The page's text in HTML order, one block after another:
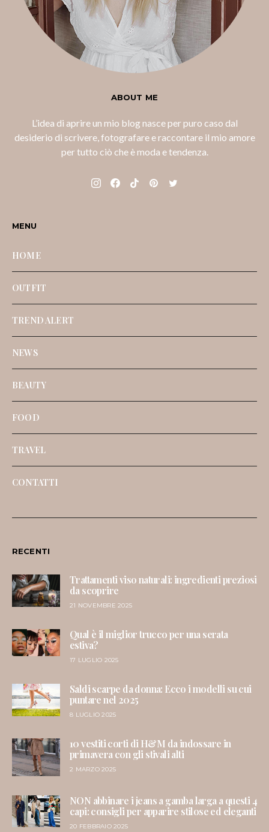
ABOUT ME
L’idea di aprire un mio blog nasce per puro caso dal
desiderio di scrivere, fotografare e raccontare il mio amore
per tutto ciò che è moda e tendenza.
MENU
HOME
OUTFIT
TREND ALERT
NEWS
BEAUTY
FOOD
TRAVEL
CONTATTI
RECENTI
Trattamenti viso naturali: ingredienti preziosi
da scoprire
21 NOVEMBRE 2025
Qual è il miglior trucco per una serata
estiva?
17 LUGLIO 2025
Saldi scarpe da donna: Ecco i modelli su cui
puntare nel 2025
8 LUGLIO 2025
10 vestiti corti di H&M da indossare in
primavera con gli stivali alti
2 MARZO 2025
NON abbinare i jeans a gamba larga a questi 4
capi: consigli per apparire stilose ed eleganti
20 FEBBRAIO 2025